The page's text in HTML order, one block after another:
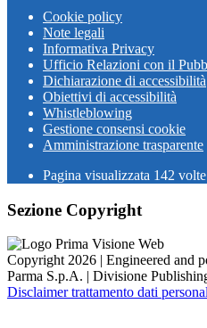
Cookie policy
Note legali
Informativa Privacy
Ufficio Relazioni con il
Dichiarazione di accessibilità
Obiettivi di accessibilità
Whistleblowing
Gestione consensi cookie
Amministrazione trasparente
Pagina visualizzata 142 volte
Sezione Copyright
Copyright 2026 | Engineered and
Parma S.p.A. | Divisione
Disclaimer trattamento dati